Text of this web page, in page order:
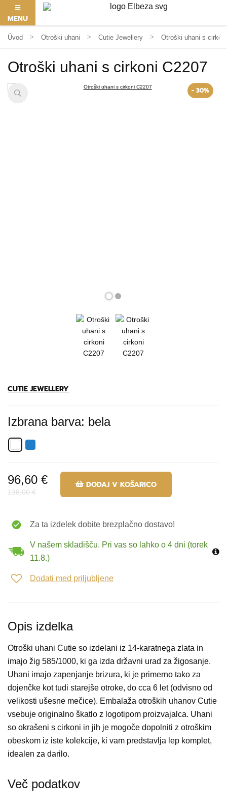
MENU
Úvod Otroški uhani Cutie Jewellery Otroški uhani s
Otroški uhani s cirkoni C2207
- 30%
CUTIE JEWELLERY
Izbrana barva: bela
96,60 €
138,00 €
DODAJ V KOŠARICO
Za ta izdelek dobite brezplačno dostavo!
V našem skladišču. Pri vas so lahko o 4 dni (torek
11.8.)
Dodati med priljubljene
Opis izdelka
Otroški uhani Cutie so izdelani iz 14-karatnega zlata in
imajo žig 585/1000, ki ga izda državni urad za žigosanje.
Uhani imajo zapenjanje brizura, ki je primerno tako za
dojenčke kot tudi starejše otroke, do cca 6 let (odvisno od
velikosti ušesne mečice). Embalaža otroških uhanov Cutie
vsebuje originalno škatlo z logotipom proizvajalca. Uhani
so okrašeni s cirkoni in jih je mogoče dopolniti z otroškim
obeskom iz iste kolekcije, ki vam predstavlja lep komplet,
idealen za darilo.
Več podatkov